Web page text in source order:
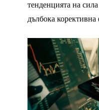
тенденцията на
дълбока корективна